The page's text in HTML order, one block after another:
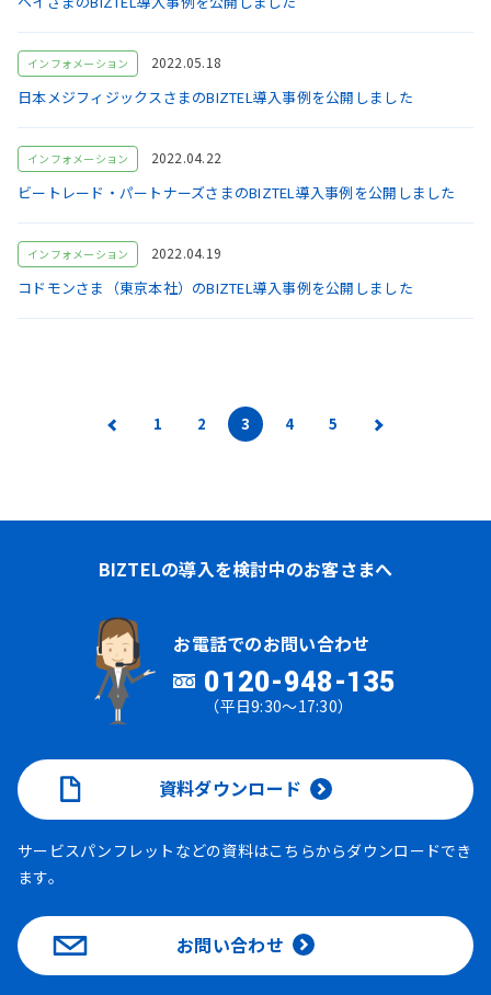
インフォメーション 2022.05.18
日本メジフィジックスさまのBIZTEL導入事例を公開しました
インフォメーション 2022.04.22
ビートレード・パートナーズさまのBIZTEL導入事例を公開しました
インフォメーション 2022.04.19
コドモンさま（東京本社）のBIZTEL導入事例を公開しました
1 2 3 4 5
BIZTELの導入を検討中のお客さまへ
お電話でのお問い合わせ
0120-948-135
（平日9:30～17:30）
資料ダウンロード
サービスパンフレットなどの資料はこちらからダウンロードでき
ます。
お問い合わせ